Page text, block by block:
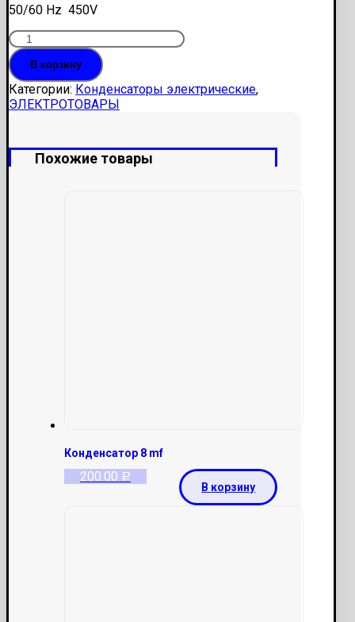
50/60 Hz 450V
Количество
Конденсатор
2.2
mf
В корзину
Категории: Конденсаторы электрические,
ЭЛЕКТРОТОВАРЫ
Похожие товары
Конденсатор 8 mf
200.00 Р
В корзину